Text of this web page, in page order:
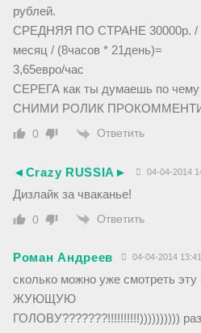
рублей.
СРЕДНЯЯ ПО СТРАНЕ 30000р. /
месяц / (8часов * 21день)=
3,65евро/час
СЕРЕГА как ты думаешь по
СНИМИ РОЛИК
0 Ответить
◄Crazy RUSSIA► 04-04-2014
Дизлайк за чваканье!
0 Ответить
Роман Андреев 04-04-2014 13:41
сколько можно уже смотреть
ЖУЮЩУЮ
ГОЛОВУ???????!!!!!!!!!!))))))))))